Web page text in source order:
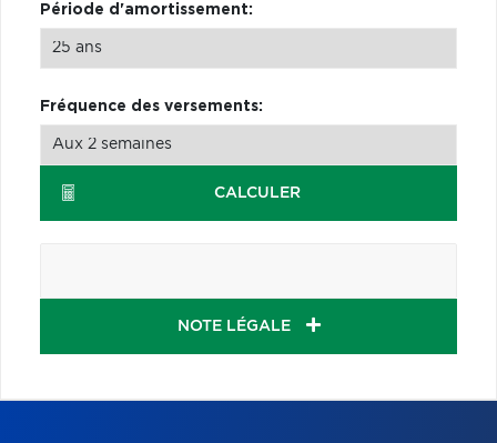
Période d'amortissement:
Fréquence des versements:
CALCULER
NOTE LÉGALE